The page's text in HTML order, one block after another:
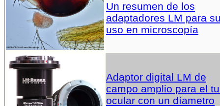
Un resumen de los
adaptadores LM para
uso en microscopía
Adaptor digital LM de
campo amplio para el
ocular con un díametro